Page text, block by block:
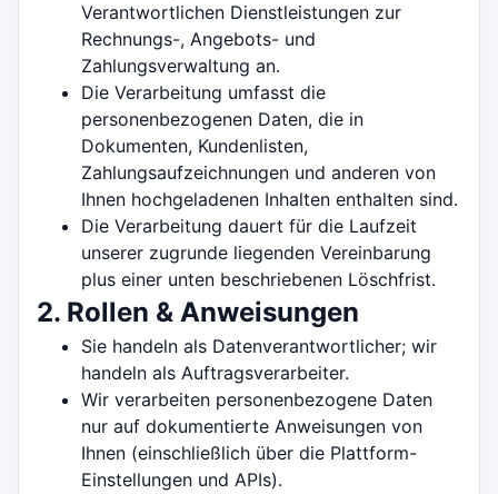
Verantwortlichen Dienstleistungen zur
Rechnungs-, Angebots- und
Zahlungsverwaltung an.
Die Verarbeitung umfasst die
personenbezogenen Daten, die in
Dokumenten, Kundenlisten,
Zahlungsaufzeichnungen und anderen von
Ihnen hochgeladenen Inhalten enthalten sind.
Die Verarbeitung dauert für die Laufzeit
unserer zugrunde liegenden Vereinbarung
plus einer unten beschriebenen Löschfrist.
2. Rollen & Anweisungen
Sie handeln als Datenverantwortlicher; wir
handeln als Auftragsverarbeiter.
Wir verarbeiten personenbezogene Daten
nur auf dokumentierte Anweisungen von
Ihnen (einschließlich über die Plattform-
Einstellungen und APIs).